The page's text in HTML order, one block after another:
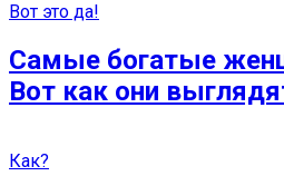
Вот это да!
Самые богатые
Вот как они
Как?